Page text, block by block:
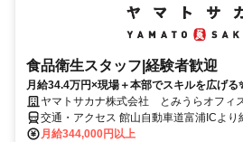
食品衛生スタッフ|経験者歓迎
月給34.4万円×現場＋本部でスキルを広げる
ヤマトサカナ株式会社 とみうらオフィ
交通・アクセス 館山自動車道富浦ICより
り徒歩約15分
月給344,000円以上